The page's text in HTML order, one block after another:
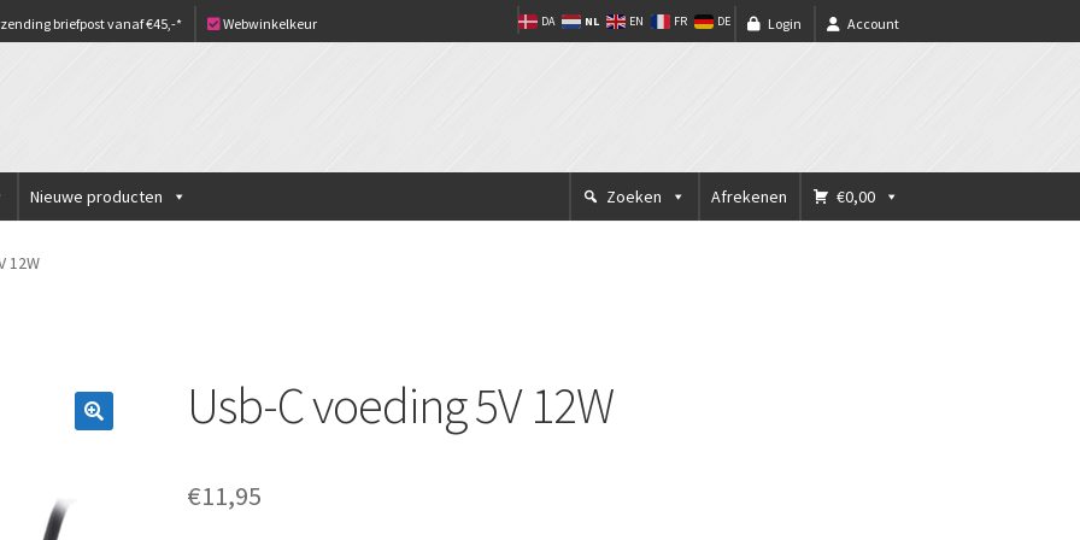
briefpost vanaf €45,-* Webwinkelkeur Account
Login
DA NL EN FR DE
Nieuwe producten €0,00
Afrekenen
Zoeken
12W
Usb-C voeding 5V 12W
€11,95